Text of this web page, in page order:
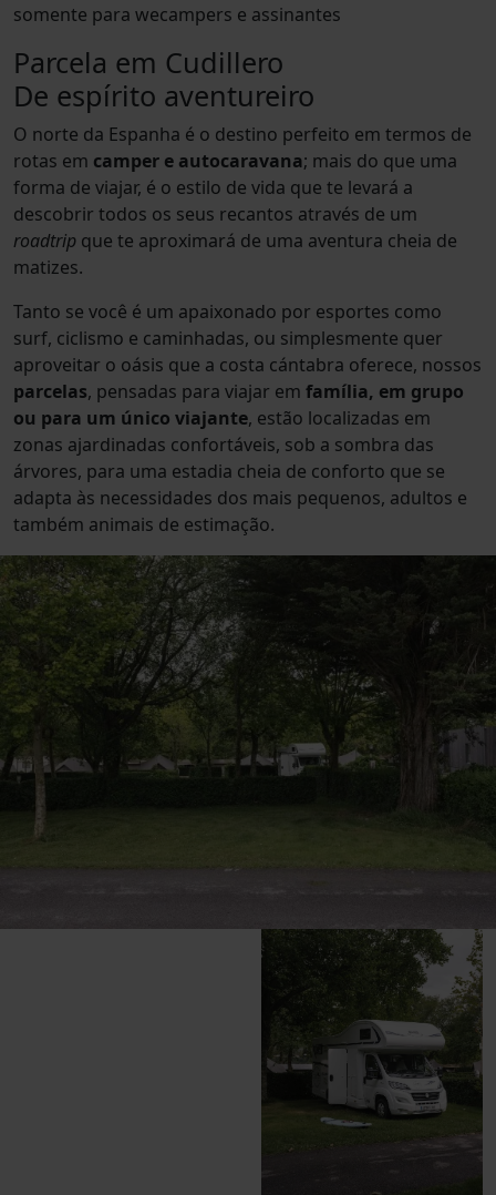
somente para wecampers e assinantes
Parcela em Cudillero
De espírito aventureiro
O norte da Espanha é o destino perfeito em termos de
rotas em camper e autocaravana; mais do que uma
forma de viajar, é o estilo de vida que te levará a
descobrir todos os seus recantos através de um
roadtrip que te aproximará de uma aventura cheia de
matizes.
Tanto se você é um apaixonado por esportes como
surf, ciclismo e caminhadas, ou simplesmente quer
aproveitar o oásis que a costa cántabra oferece, nossos
parcelas, pensadas para viajar em família, em grupo
ou para um único viajante, estão localizadas em
zonas ajardinadas confortáveis, sob a sombra das
árvores, para uma estadia cheia de conforto que se
adapta às necessidades dos mais pequenos, adultos e
também animais de estimação.